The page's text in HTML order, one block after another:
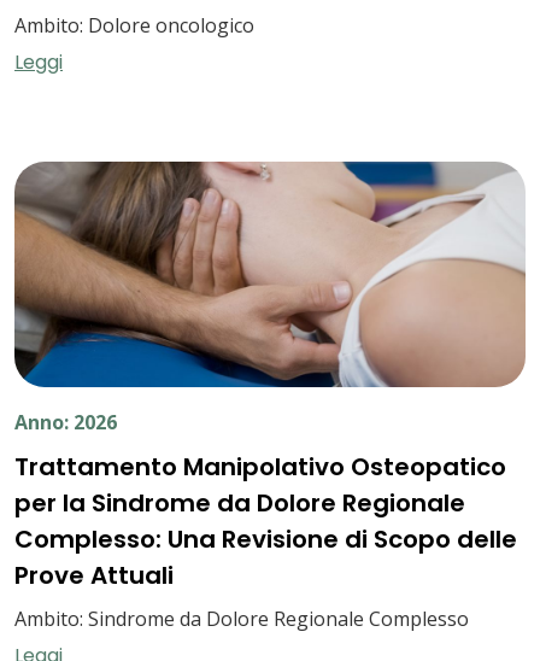
Ambito: Dolore oncologico
Leggi
Anno: 2026
Trattamento Manipolativo Osteopatico
per la Sindrome da Dolore Regionale
Complesso: Una Revisione di Scopo delle
Prove Attuali
Ambito: Sindrome da Dolore Regionale Complesso
Leggi